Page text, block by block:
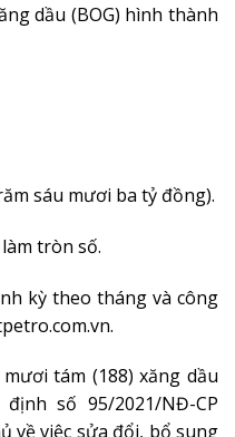
dầu (BOG) hình thành
sáu mươi ba tỷ đồng).
tròn số.
kỳ theo tháng và công
tám (188) xăng dầu
số 95/2021/NĐ-CP
về việc sửa đổi, bổ sung